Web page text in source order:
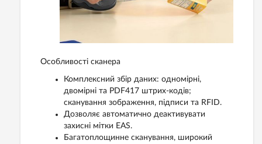
Особливості сканера
Комплексний збір даних: одномірні,
двомірні та PDF417 штрих-кодів;
сканування зображення, підписи та RFID.
Дозволяє автоматично деактивувати
захисні мітки EAS.
Багатоплощинне сканування, широкий